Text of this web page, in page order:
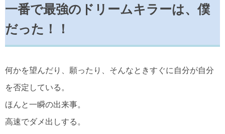
の世の中に、本当に人が幸せになる新しい価値を創り出
し、自ら生きて発信する人になる。 ・そのために「あり
一番で最強のドリームキラーは、僕
だった！！
何かを望んだり、願ったり、そんなときすぐに自分が自分
を否定している。
ほんと一瞬の出来事。
高速でダメ出しする。